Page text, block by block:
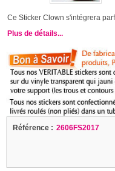
Ce Sticker Clown s'intégrera
Plus de détails...
Référence : 2606FS2017